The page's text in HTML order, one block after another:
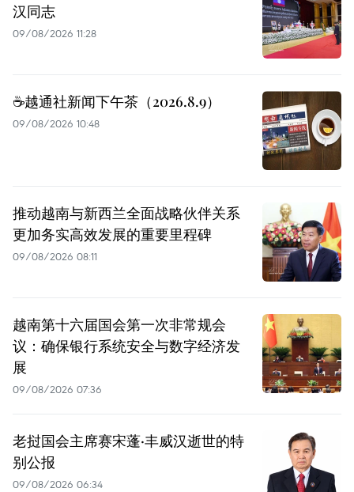
汉同志
09/08/2026 11:28
☕️越通社新闻下午茶（2026.8.9）
09/08/2026 10:48
推动越南与新西兰全面战略伙伴关系
更加务实高效发展的重要里程碑
09/08/2026 08:11
越南第十六届国会第一次非常规会
议：确保银行系统安全与数字经济发
展
09/08/2026 07:36
老挝国会主席赛宋蓬·丰威汉逝世的特
别公报
09/08/2026 06:34